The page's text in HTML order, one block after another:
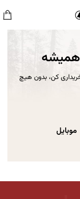
همیشه
کن، بدون هیچ
موبایل